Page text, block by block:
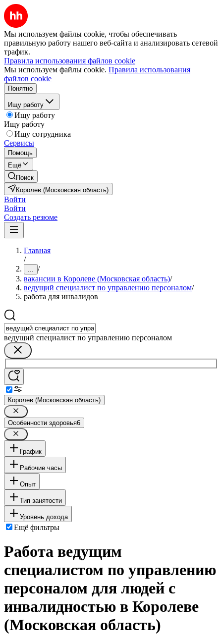
Мы используем файлы cookie, чтобы обеспечивать
правильную работу нашего веб-сайта и анализировать сетевой
трафик.
Правила использования файлов cookie
Мы используем файлы cookie. Правила использования
файлов cookie
Понятно
Ищу работу
Ищу работу
Ищу работу
Ищу сотрудника
Сервисы
Помощь
Ещё
Поиск
Королев (Московская область)
Войти
Войти
Создать резюме
Главная
/
... /
вакансии в Королеве (Московская область)/
ведущий специалист по управлению персоналом/
работа для инвалидов
ведущий специалист по управлению персоналом
Королев (Московская область)
Особенности здоровья6
График
Рабочие часы
Опыт
Тип занятости
Уровень дохода
Ещё фильтры
Работа ведущим
специалистом по управлению
персоналом для людей с
инвалидностью в Королеве
(Московская область)